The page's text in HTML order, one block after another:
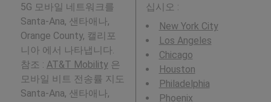
5G 모바일 네트워크를
Santa-Ana, 샌타애나,
Orange County, 캘리포
니아 에서 나타냅니다.
참조 : AT&T Mobility은
모바일 비트 전송률 지도
Santa-Ana, 샌타애나,
십시오 :
New York City
Los Angeles
Chicago
Houston
Philadelphia
Phoenix